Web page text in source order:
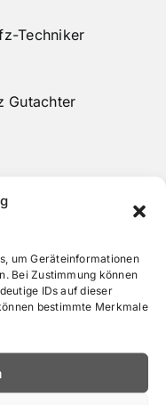
um Geräteinformationen
Bei Zustimmung können
IDs auf dieser
bestimmte Merkmale
Techniker
Gutachter